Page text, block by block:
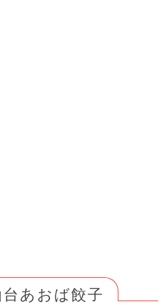
あおば餃子